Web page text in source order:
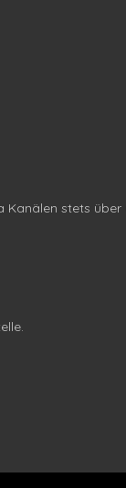
Kanälen stets